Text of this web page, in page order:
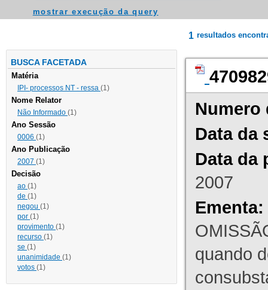
mostrar execução da query
BUSCA FACETADA
Matéria
IPI- processos NT - ressa (1)
Nome Relator
Não Informado (1)
Ano Sessão
0006 (1)
Ano Publicação
2007 (1)
Decisão
ao (1)
de (1)
negou (1)
por (1)
provimento (1)
recurso (1)
se (1)
unanimidade (1)
votos (1)
1 resultados
Numero
Data da
Data da
2007
Ementa:
quando